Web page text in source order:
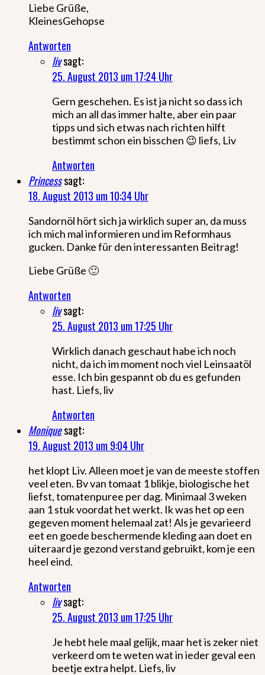
Liebe Grüße,
KleinesGehopse
Antworten
livsagt:
25. August 2013 um 17:24 Uhr
Gern geschehen. Es ist ja nicht so dass ich
mich an all das immer halte, aber ein paar
tipps und sich etwas nach richten hilft
bestimmt schon ein bisschen 😉 liefs, Liv
Antworten
Princesssagt:
18. August 2013 um 10:34 Uhr
Sandornöl hört sich ja wirklich super an, da muss
ich mich mal informieren und im Reformhaus
gucken. Danke für den interessanten Beitrag!
Liebe Grüße 🙂
Antworten
livsagt:
25. August 2013 um 17:25 Uhr
Wirklich danach geschaut habe ich noch
nicht, da ich im moment noch viel Leinsaatöl
esse. Ich bin gespannt ob du es gefunden
hast. Liefs, liv
Antworten
Moniquesagt:
19. August 2013 um 9:04 Uhr
het klopt Liv. Alleen moet je van de meeste stoffen
veel eten. Bv van tomaat 1 blikje, biologische het
liefst, tomatenpuree per dag. Minimaal 3 weken
aan 1 stuk voordat het werkt. Ik was het op een
gegeven moment helemaal zat! Als je gevarieerd
eet en goede beschermende kleding aan doet en
uiteraard je gezond verstand gebruikt, kom je een
heel eind.
Antworten
livsagt:
25. August 2013 um 17:25 Uhr
Je hebt hele maal gelijk, maar het is zeker niet
verkeerd om te weten wat in ieder geval een
beetje extra helpt. Liefs, liv